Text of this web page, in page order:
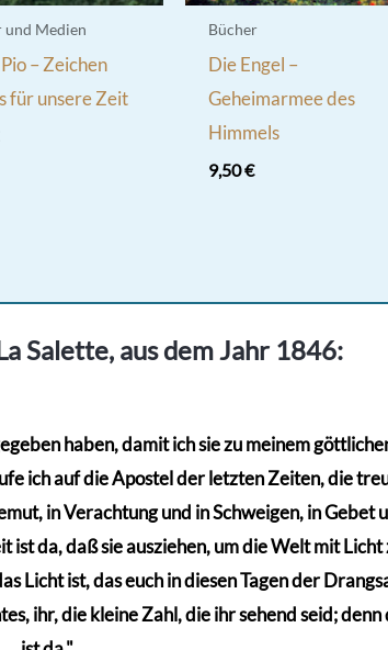
und Medien
– Zeichen
für unsere Zeit
Bücher
Die Engel –
Geheimarmee des
Himmels
9,50€
Salette, aus dem Jahr 1846:
haben, damit ich sie zu meinem
ich auf die Apostel der letzten Zeiten, die
in Verachtung und in Schweigen, in Gebet
da, daß sie ausziehen, um die Welt mit Licht
Licht ist, das euch in diesen Tagen der
ihr, die kleine Zahl, die ihr sehend seid;